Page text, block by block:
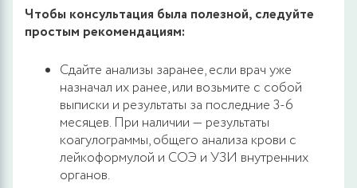
Чтобы консультация была полезной, следуйте
простым рекомендациям:
Сдайте анализы заранее, если врач уже
назначал их ранее, или возьмите с собой
выписки и результаты за последние 3-6
месяцев. При наличии — результаты
коагулограммы, общего анализа крови с
лейкоформулой и СОЭ и УЗИ внутренних
органов.